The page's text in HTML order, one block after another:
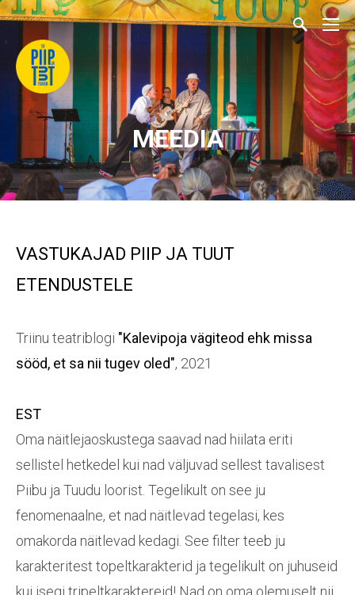
MEEDIA
VASTUKAJAD PIIP JA TUUT
ETENDUSTELE
Triinu teatriblogi "Kalevipoja vägiteod ehk missa
sööd, et sa nii tugev oled", 2021
EST
Oma näitlejaoskustega saavad nad hiilata eriti
sellistel hetkedel kui nad väljuvad sellest tavalisest
Piibu ja Tuudu loorist. Tegelikult on see ju
fenomenaalne, et nad näitlevad tegelasi, kes
omakorda näitlevad kedagi. See filter teeb ju
karakteritest topeltkarakterid ja tegelikult on juhuseid
kui isegi tripeltkaraktereid! Nad on oma olemuselt nii